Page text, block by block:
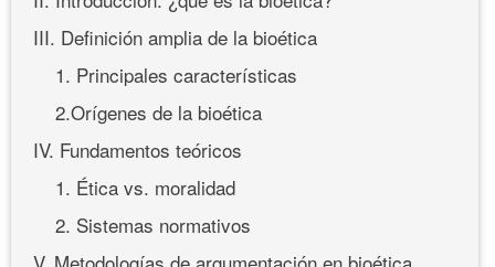
III. Definición amplia de la bioética
1. Principales características
2.Orígenes de la bioética
IV. Fundamentos teóricos
1. Ética vs. moralidad
2. Sistemas normativos
V. Metodologías de argumentación en bioética